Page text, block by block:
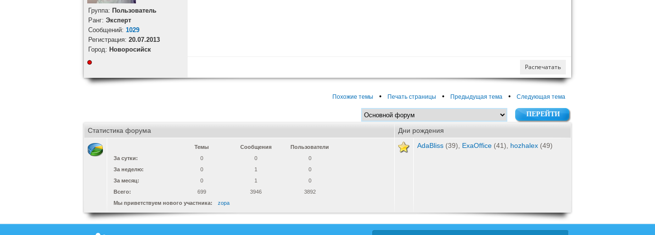
Группа: Пользователь
Ранг: Эксперт
Cообщений: 1029
Регистрация: 20.07.2013
Город: Новоросийск
Распечатать
Похожие темы • Печать страницы • Предыдущая тема • Следующая тема
Статистика форума Дни рождения
Темы Сообщения
Пользователи
За сутки:
0 0
0
За неделю:
0 1
0
За месяц:
0 1
0
Всего:
699 3946
3892
Мы приветствуем нового участника:
zopa
AdaBliss (39), ExaOffice (41), hozhalex (49)